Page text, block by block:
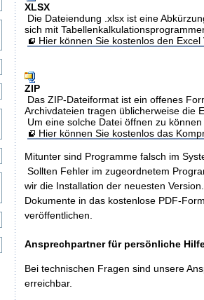
XLSX
Die Dateiendung .xlsx ist eine
sich mit
Hier können Sie kostenlos den
ZIP
Das ZIP-Dateiformat ist ein offenes
Archivdateien tragen üblicherweise die
Um eine solche Datei öffnen zu
Hier können Sie kostenlos das
Mitunter sind Programme falsch im
Sollten Fehler im zugeordnetem
wir die Installation der neuesten
Dokumente in das kostenlose PDF-
veröffentlichen.
Ansprechpartner für persönliche
Bei technischen Fragen sind unsere
erreichbar.